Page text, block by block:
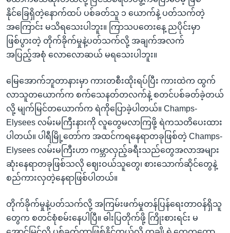
နေရာ
သို့
ကျော်
ရန်
နိုင်ခြေရှိတဲ့နောက်ထပ် ပစ်ခတ်သူ ၁ ယောက်နဲ့ ပတ်သက်တဲ့
အကြောင်း မသိရသေးပါဘူး။ ကြာသပတေးနေ့ ညပိုင်းမှာ
ဖြစ်ပွားတဲ့ တိုက်ခိုက်မှုနဲ့ပတ်သက်လို့ အချက်အလက်
အပြည့်အစုံ လောလောဆယ် မရသေးပါဘူး။
မြေအောက်ဘူတာနားမှာ ကားတစီးထိုးရပ်ပြီး ကားထဲက ထွက်
လာသူတယောက်က စက်သေနတ်တလက်နဲ့ စတင်ပစ်ခတ်ခဲ့တယ်
လို့ မျက်မြင်တယောက်က ရဲကိုပြောခဲ့ပါတယ်။ Champs-
Elysees လမ်းမကြီးနားကို လူတွေမလာကြဖို့ ရဲကသတိပေးထား
ပါတယ်။ ပါရီမြို့တော်က အထင်ကရနေရာတခုဖြစ်တဲ့ Champs-
Elysees လမ်းမကြီးဟာ ကမ္ဘာလှည့်ခရီးသည်တွေအလာအများ
ဆုံးနေရာတခုဖြစ်သလို ဈေးဝယ်သူတွေ၊ စားသောက်ဆိုင်တွေနဲ့
စည်ကားလှတဲ့နေရာဖြစ်ပါတယ်။
တိုက်ခိုက်မှုနဲ့ပတ်သက်လို့ အကြမ်းဖက်မှုတန်ပြန်ရေးတာဝန်ရှိသူ
တွေက စတင်စုံစမ်းနေပါပြီ။ ဓါးပြတိုက်ဖို့ ကြိုးစားရင်း မ